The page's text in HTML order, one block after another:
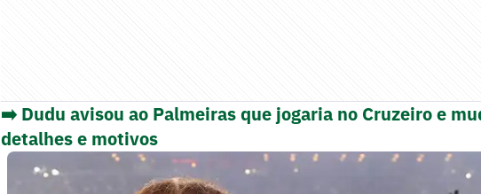
➡️ Dudu avisou ao Palmeiras que jogaria no Cruzeiro e
detalhes e motivos